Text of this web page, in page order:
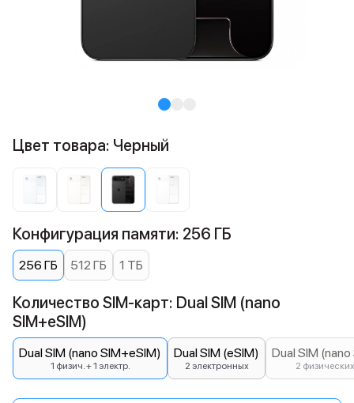
Цвет товара: Черный
Конфигурация памяти: 256 ГБ
256 ГБ 512 ГБ 1 ТБ
Количество SIM-карт: Dual SIM (nano
SIM+eSIM)
Dual SIM (nano SIM+eSIM)
1 физич. + 1 электр.
Dual SIM (eSIM)
2 электронных
Dual SIM
2 физических